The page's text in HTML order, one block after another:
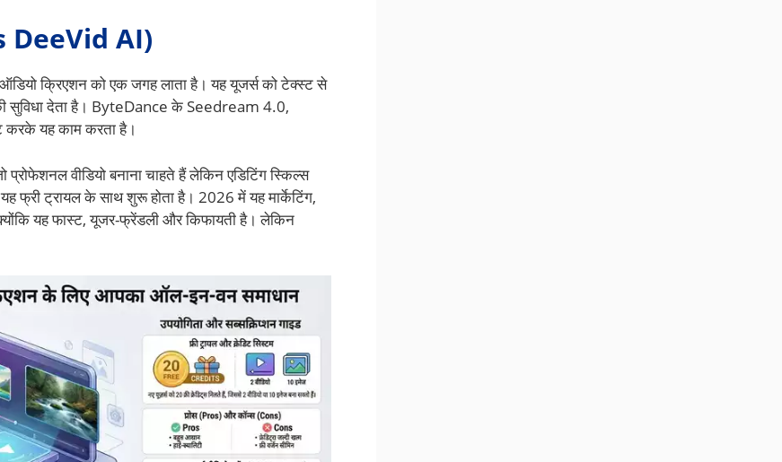
DeeVid AI)
क्रिएशन को एक जगह लाता है। यह यूजर्स को टेक्स्ट से
सुविधा देता है। ByteDance के Seedream 4.0,
यह काम करता है।
वीडियो बनाना चाहते हैं लेकिन एडिटिंग स्किल्स
फ्री ट्रायल के साथ शुरू होता है। 2026 में यह मार्केटिंग,
यह फास्ट, यूजर-फ्रेंडली और किफायती है। लेकिन